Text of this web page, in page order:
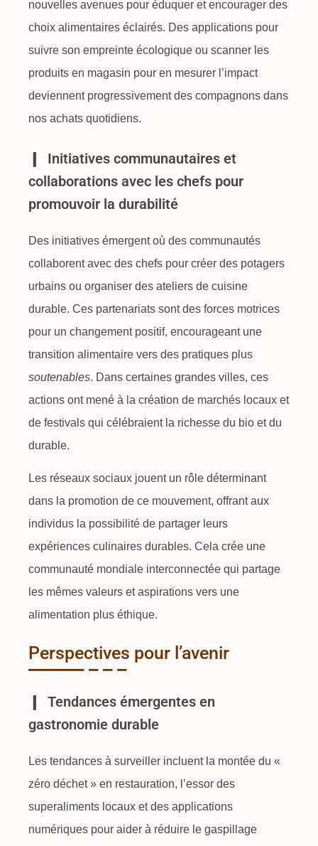
nouvelles avenues pour éduquer et encourager des
choix alimentaires éclairés. Des applications pour
suivre son empreinte écologique ou scanner les
produits en magasin pour en mesurer l’impact
deviennent progressivement des compagnons dans
nos achats quotidiens.
Initiatives communautaires et
collaborations avec les chefs pour
promouvoir la durabilité
Des initiatives émergent où des communautés
collaborent avec des chefs pour créer des potagers
urbains ou organiser des ateliers de cuisine
durable. Ces partenariats sont des forces motrices
pour un changement positif, encourageant une
transition alimentaire vers des pratiques plus
soutenables. Dans certaines grandes villes, ces
actions ont mené à la création de marchés locaux et
de festivals qui célébraient la richesse du bio et du
durable.
Les réseaux sociaux jouent un rôle déterminant
dans la promotion de ce mouvement, offrant aux
individus la possibilité de partager leurs
expériences culinaires durables. Cela crée une
communauté mondiale interconnectée qui partage
les mêmes valeurs et aspirations vers une
alimentation plus éthique.
Perspectives pour l’avenir
Tendances émergentes en
gastronomie durable
Les tendances à surveiller incluent la montée du «
zéro déchet » en restauration, l’essor des
superaliments locaux et des applications
numériques pour aider à réduire le gaspillage